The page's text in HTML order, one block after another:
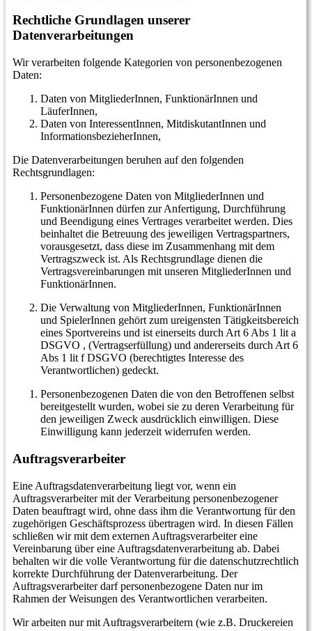
Rechtliche Grundlagen unserer
Datenverarbeitungen
Wir verarbeiten folgende Kategorien von personenbezogenen
Daten:
Daten von MitgliederInnen, FunktionärInnen und
LäuferInnen,
Daten von InteressentInnen, MitdiskutantInnen und
InformationsbezieherInnen,
Die Datenverarbeitungen beruhen auf den folgenden
Rechtsgrundlagen:
Personenbezogene Daten von MitgliederInnen und
FunktionärInnen dürfen zur Anfertigung, Durchführung
und Beendigung eines Vertrages verarbeitet werden. Dies
beinhaltet die Betreuung des jeweiligen Vertragspartners,
vorausgesetzt, dass diese im Zusammenhang mit dem
Vertragszweck ist. Als Rechtsgrundlage dienen die
Vertragsvereinbarungen mit unseren MitgliederInnen und
FunktionärInnen.
Die Verwaltung von MitgliederInnen, FunktionärInnen
und SpielerInnen gehört zum ureigensten Tätigkeitsbereich
eines Sportvereins und ist einerseits durch Art 6 Abs 1 lit a
DSGVO , (Vertragserfüllung) und andererseits durch Art 6
Abs 1 lit f DSGVO (berechtigtes Interesse des
Verantwortlichen) gedeckt.
Personenbezogenen Daten die von den Betroffenen selbst
bereitgestellt wurden, wobei sie zu deren Verarbeitung für
den jeweiligen Zweck ausdrücklich einwilligen. Diese
Einwilligung kann jederzeit widerrufen werden.
Auftragsverarbeiter
Eine Auftragsdatenverarbeitung liegt vor, wenn ein
Auftragsverarbeiter mit der Verarbeitung personenbezogener
Daten beauftragt wird, ohne dass ihm die Verantwortung für den
zugehörigen Geschäftsprozess übertragen wird. In diesen Fällen
schließen wir mit dem externen Auftragsverarbeiter eine
Vereinbarung über eine Auftragsdatenverarbeitung ab. Dabei
behalten wir die volle Verantwortung für die datenschutzrechtlich
korrekte Durchführung der Datenverarbeitung. Der
Auftragsverarbeiter darf personenbezogene Daten nur im
Rahmen der Weisungen des Verantwortlichen verarbeiten.
Wir arbeiten nur mit Auftragsverarbeitern (wie z.B. Druckereien